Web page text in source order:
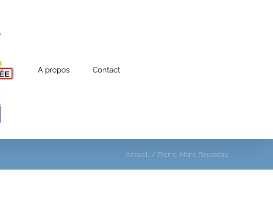
A propos Contact
Accueil Pierre-Marie Rousseau